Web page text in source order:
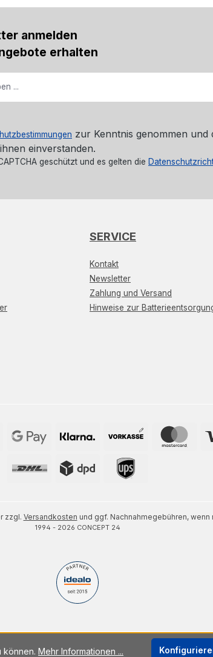
anmelden
erhalten
zur Kenntnis genommen und
einverstanden.
geschützt und es gelten die
SERVICE
Kontakt
Newsletter
Zahlung und Versand
Hinweise zur
zzgl. Versandkosten und ggf. Nachnahmegebühren,
1994 - 2026 CONCEPT 24
können. Mehr Informationen ...